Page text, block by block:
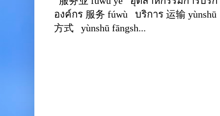
องค์กร 服务 fúwù บริการ 运输
方式 yùnshū fāngsh...